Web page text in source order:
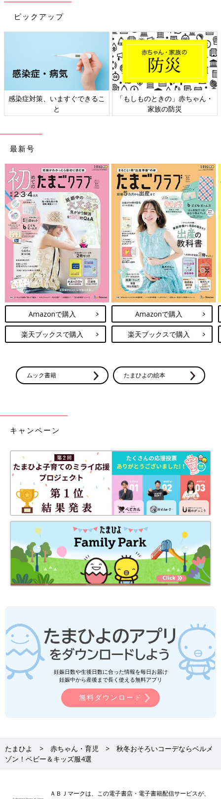
ピックアップ
感染症対策、いますぐできるこ
と
「もしものときの」赤ちゃん・
家族の防災
最新号
Amazonで購入
楽天ブックスで購入
Amazonで購入
楽天ブックスで購入
ムック書籍 たまひよの絵本
キャンペーン
妊娠日数や生後日数に合った情報を毎日お届け
妊娠中から産後まで長く使える無料アプリ
無料ダウンロード
たまひよ 赤ちゃん・育児
秋冬おそろいコーデならベルメ
ゾン！ベビー＆キッズ服4選
ＡＢＪマークは、この電子書店・電子書籍配信サービスが、